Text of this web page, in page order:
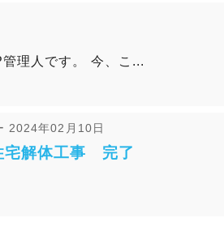
理人です。 今、こ...
2024年02月10日
宅解体工事 完了